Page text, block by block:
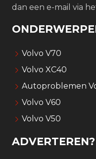
dan een e-mail via
Volvo V70
Volvo XC40
Autoproblemen
Volvo V60
Volvo V50
ADVERTEREN?